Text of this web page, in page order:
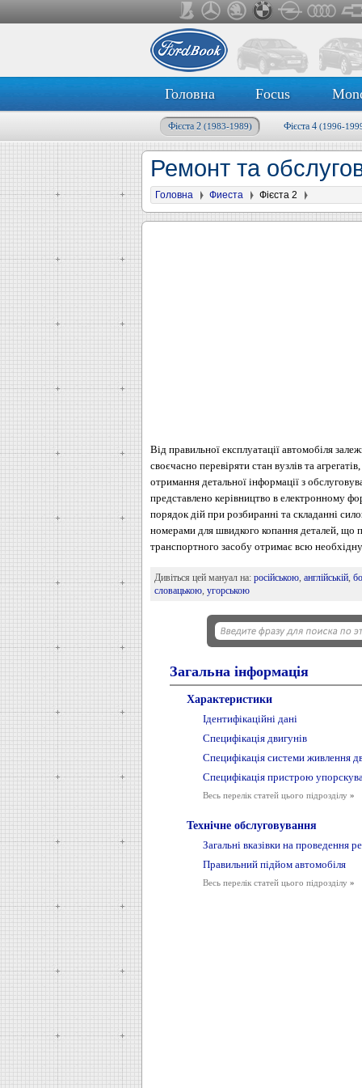
Головна Focus
Фієста 2 (1983-1989) Фієста 4 (1996-
Ремонт та
Головна Фиеста Фієста 2
Від правильної експлуатації автомобіля
своєчасно перевіряти стан вузлів та
отримання детальної інформації з
представлено керівництво в електронному
порядок дій при розбиранні та складанні
номерами для швидкого копання деталей, що
транспортного засобу отримає всю
Дивіться цей мануал на: російською, англійській,
словацькою, угорською
Загальна інформація
Характеристики
Ідентифікаційні дані
Специфікація двигунів
Специфікація системи живлення
Специфікація пристрою
Весь перелік статей цього підрозділу »
Технічне обслуговування
Загальні вказівки на проведення
Правильний підйом автомобіля
Весь перелік статей цього підрозділу »